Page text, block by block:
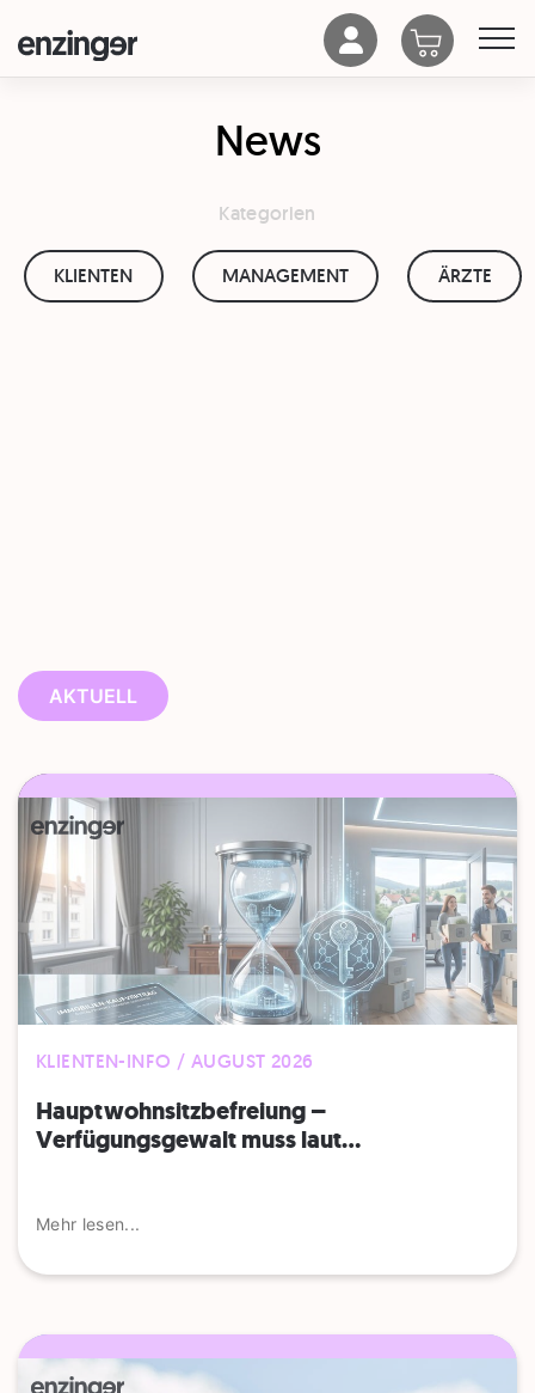
News
Kategorien
KLIENTEN MANAGEMENT ÄRZTE
AKTUELL
KLIENTEN-INFO / AUGUST 2026
Hauptwohnsitz​­befreiung –
Verfügungsgewalt muss laut...
Mehr lesen...